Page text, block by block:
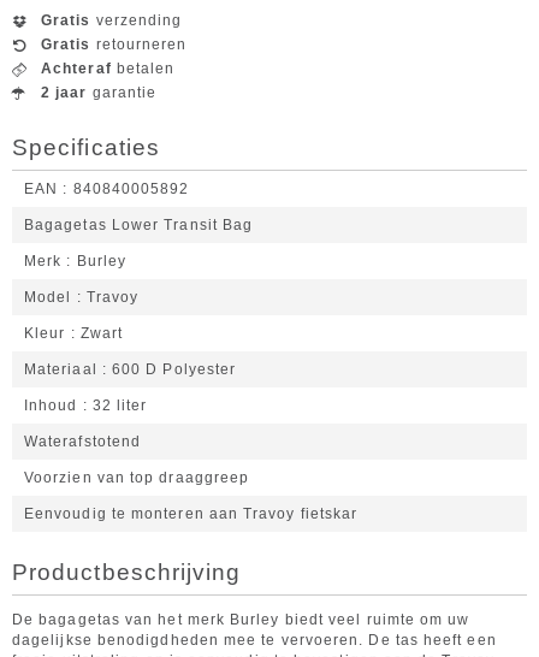
Gratis verzending
Gratis retourneren
Achteraf betalen
2 jaar garantie
Specificaties
EAN 840840005892
Bagagetas Lower Transit Bag
Merk Burley
Model Travoy
Kleur Zwart
Materiaal 600 D Polyester
Inhoud 32 liter
Waterafstotend
Voorzien van top draaggreep
Eenvoudig te monteren aan Travoy fietskar
Productbeschrijving
De bagagetas van het merk Burley biedt veel ruimte om uw
dagelijkse benodigdheden mee te vervoeren. De tas heeft een